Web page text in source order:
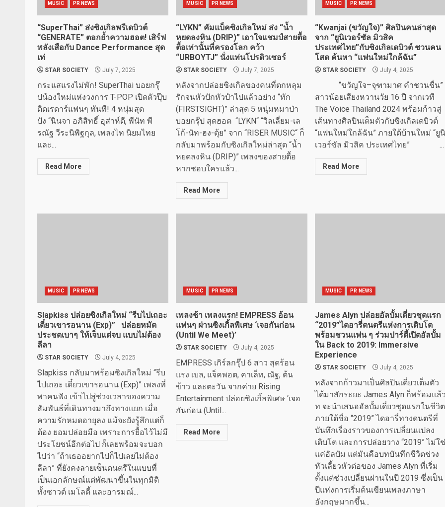
MUSIC PR NEWS
“SuperThai” ส่งซิงเกิลพรีเดบิวต์
“GENERATE” ตอกย้ำความฮอต! เสิร์ฟ
พลังเสือกับ Dance Performance สุด
เท่
STAR SOCIETY July 7, 2025
กระแสแรงไม่พัก! SuperThai บอยกรุ๊
ปน้องใหม่แห่งวงการ T-POP เปิดตัวปุ๊บ
ติดเรดาร์แฟนๆ ทันที! 4 หนุ่มสุด
ปัง “นินจา อภิสิทธิ์ อุส่าห์ดี, พีนัท พี
รณัฐ วีระนิพิฐกุล, เพลงไท นิยมไทย
และ...
Read More
MUSIC PR NEWS
“LYKN” คัมแบ็คซิงเกิลใหม่ ส่ง “น้ำ
หยดลงหิน (DRIP)” เอาใจแชมป์สายตื้อ
ตื้อเท่านั้นที่ครองโลก คว้า
“URBOYTJ” นั่งแท่นโปรดิวเซอร์
STAR SOCIETY July 7, 2025
หลังจากปล่อยซิงเกิลของคนที่ตกหลุม
รักจนหัวปักหัวปำไปแล้วอย่าง “ทัก
(FIRSTSIGHT)” ล่าสุด 5 หนุ่มหมาป่า
บอยกรุ๊ป สุดฮอต “LYKN“ “วิลเลี่ยม-เล
โก้-นัท-ฮง-ตุ้ย” จาก “RISER MUSIC“ ก็
กลับมาพร้อมกับซิงเกิลใหม่ล่าสุด “น้ำ
หยดลงหิน (DRIP)” เพลงของสายตื้อ
หากชอบใครแล้ว...
Read More
MUSIC PR NEWS
“Kwanjai (ขวัญใจ)” ศิลปินคนล่าสุด
จาก “ยูนิเวอร์ซัล มิวสิค
ประเทศไทย”กับซิงเกิลเดบิวต์ ชวนคน
โสด ค้นหา “แฟนใหม่ใกล้ฉัน”
STAR SOCIETY July 4, 2025
“ขวัญใจ–จุฑามาศ คำชวนชื่น”
สาวน้อยเสียงหวานวัย 16 ปี จากเวที
The Voice Thailand 2024 พร้อมก้าวสู่
เส้นทางศิลปินเต็มตัวกับซิงเกิลเดบิวต์
“แฟนใหม่ใกล้ฉัน” ภายใต้บ้านใหม่ “ยูนิ
เวอร์ซัล มิวสิค ประเทศไทย” ...
Read More
MUSIC PR NEWS
Slapkiss ปล่อยซิงเกิลใหม่ “รีบไปเถอะ
เดี๋ยวเขารอนาน (Exp)” ปล่อยหมัด
ประชดเบาๆ ให้เจ็บแต่จบ แบบไม่ต้อง
ลีลา
STAR SOCIETY July 4, 2025
Slapkiss กลับมาพร้อมซิงเกิลใหม่ “รีบ
ไปเถอะ เดี๋ยวเขารอนาน (Exp)” เพลงที่
พาคนฟัง เข้าไปสู่ช่วงเวลาของความ
สัมพันธ์ที่เดินทางมาถึงทางแยก เมื่อ
ความรักหมดอายุลง แม้จะยังรู้สึกแต่ก็
ต้อง ยอมปล่อยมือ เพราะการยื้อไว้ไม่มี
ประโยชน์อีกต่อไป ก็เลยพร้อมจะบอก
ไปว่า “ถ้าเธออยากไปก็ไปเลยไม่ต้อง
ลีลา” ที่ยังคงลายเซ็นดนตรีในแบบที่
เป็นเอกลักษณ์แต่พัฒนาขึ้นในทุกมิติ
ทั้งซาวด์ เมโลดี้ และอารมณ์...
MUSIC PR NEWS
เพลงช้า เพลงแรก! EMPRESS อ้อน
แฟนๆ ผ่านซิงเกิ้ลพิเศษ ‘เจอกันก่อน
(Until We Meet)’
STAR SOCIETY July 4, 2025
EMPRESS เกิร์ลกรุ๊ป 6 สาว สุดร้อน
แรง เบล, แจ็คพอต, คาเล็ท, ณัฐ, ต้น
ข้าว และตะวัน จากค่าย Rising
Entertainment ปล่อยซิงเกิ้ลพิเศษ ‘เจอ
กันก่อน (Until...
Read More
MUSIC PR NEWS
James Alyn ปล่อยอัลบั้มเดี่ยวชุดแรก
“2019”ไดอารี่ดนตรีแห่งการเติบโต
พร้อมชวนแฟน ๆ ร่วมปาร์ตี้เปิดอัลบั้ม
ใน Back to 2019: Immersive
Experience
STAR SOCIETY July 4, 2025
หลังจากก้าวมาเป็นศิลปินเดี่ยวเต็มตัว
ได้มาสักระยะ James Alyn ก็พร้อมแล้
ท จะนำเสนออัลบั้มเดี่ยวชุดแรกในชีวิต
ภายใต้ชื่อ “2019” ไดอารี่ทางดนตรีที่
บันทึกเรื่องราวของการเปลี่ยนแปลง
เติบโต และการปล่อยวาง “2019” ไม่ใช่
แค่อัลบัม แต่มันคือบทบันทึกชีวิตช่วง
หัวเลี้ยวหัวต่อของ James Alyn ที่เริ่ม
ตั้งแต่ช่วงเปลี่ยนผ่านในปี 2019 ซึ่งเป็น
ปีแห่งการเริ่มต้นเขียนเพลงภาษา
อังกฤษมากขึ้น...